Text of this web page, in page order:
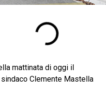
mattinata di oggi il
Clemente Mastella